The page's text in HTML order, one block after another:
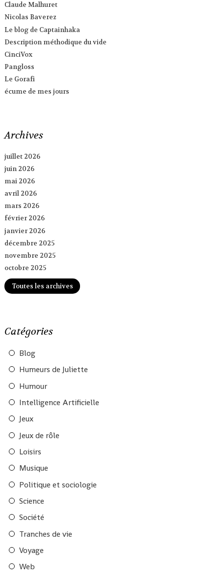
Claude Malhuret
Nicolas Baverez
Le blog de Captainhaka
Description méthodique du vide
CinciVox
Pangloss
Le Gorafi
écume de mes jours
Archives
juillet 2026
juin 2026
mai 2026
avril 2026
mars 2026
février 2026
janvier 2026
décembre 2025
novembre 2025
octobre 2025
Toutes les archives
Catégories
Blog
Humeurs de Juliette
Humour
Intelligence Artificielle
Jeux
Jeux de rôle
Loisirs
Musique
Politique et sociologie
Science
Société
Tranches de vie
Voyage
Web